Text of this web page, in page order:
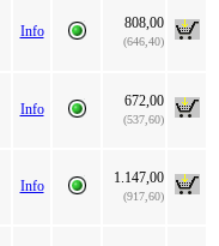
Info 808,00
(646,40)
Info 672,00
(537,60)
Info 1.147,00
(917,60)